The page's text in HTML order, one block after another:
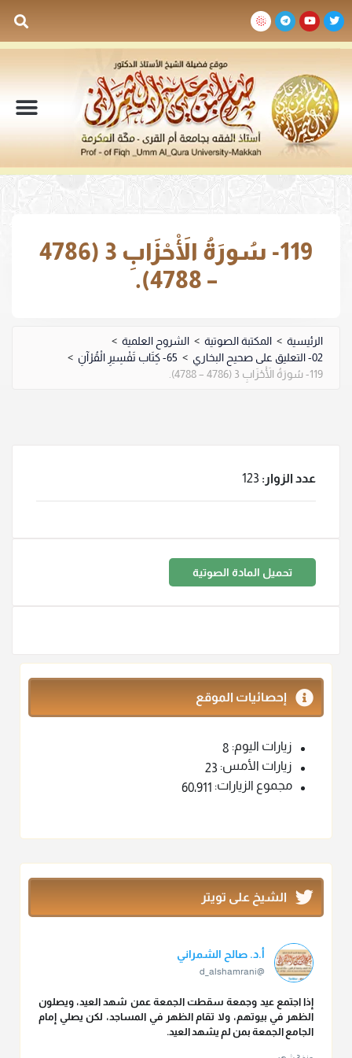
119- سُورَةُ الْأَحْزَابِ 3 (4786
– 4788).
الرئيسية > المكتبة الصوتية > الشروح العلمية >
02- التعليق على صحيح البخاري
> 65- كِتَاب تَفْسِيرِ الْقُرْآنِ
>
119- سُورَةُ الْأَحْزَابِ 3 (4786 – 4788).
عدد الزوار: 123
تحميل المادة الصوتية
إحصائيات الموقع
زيارات اليوم: 8
زيارات الأمس: 23
مجموع الزيارات: 60٬911
الشيخ على تويتر
أ.د. صالح الشمراني
@d_alshamrani
إذا اجتمع عيد وجمعة سقطت الجمعة عمن شهد العيد، ويصلون
الظهر في بيوتهم، ولا تقام الظهر في المساجد، لكن يصلي إمام
الجامع الجمعة بمن لم يشهد العيد.